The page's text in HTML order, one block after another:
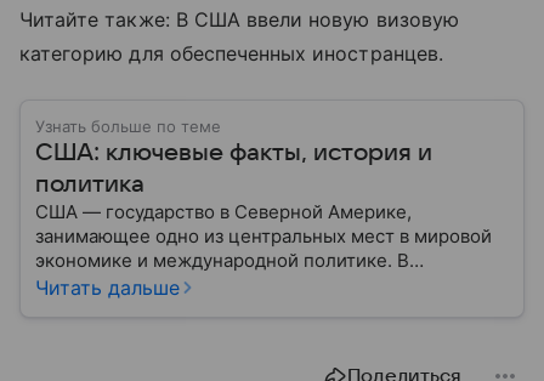
Читайте также: В США ввели новую визовую
категорию для обеспеченных иностранцев.
Узнать больше по теме
США: ключевые факты, история и
политика
США — государство в Северной Америке,
занимающее одно из центральных мест в мировой
экономике и международной политике. В
материале — основные сведения об этой стране.
Читать дальше
Поделиться